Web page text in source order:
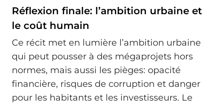
Réflexion finale: l’ambition urbaine et
le coût humain
Ce récit met en lumière l’ambition urbaine
qui peut pousser à des mégaprojets hors
normes, mais aussi les pièges: opacité
financière, risques de corruption et danger
pour les habitants et les investisseurs. Le